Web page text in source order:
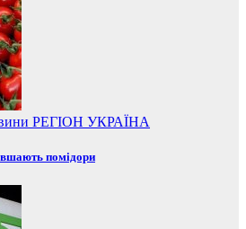
РЕГІОН УКРАЇНА
помідори